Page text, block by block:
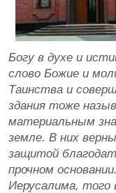
Богу в духе и
слово Божие и
Таинства и
здания тоже
материальным
земле. В них
защитой
прочном
Иерусалима, того